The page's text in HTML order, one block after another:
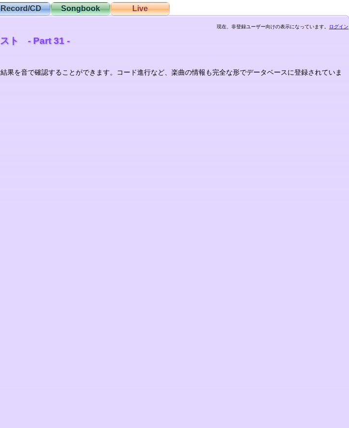
Record/CD Songbook Live
現在、非登録ユーザー向けの表示になっています。 ログイン
ト - Part 31 -
を音で確認することができます。コード進行など、楽曲の情報も完全な形でデータベースに登録されていま